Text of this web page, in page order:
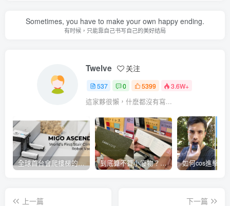
Sometimes, you have to make your own happy ending.
有时候，只能靠自己书写自己的美好结局
Twelve 关注
537 0 5399 3.6W+
這家夥很懶，什麽都沒有寫...
全球首台會爬樓梯的掃地機器人 到底算不算小廢物？密碼管理小本本開賣
上一篇
下一篇